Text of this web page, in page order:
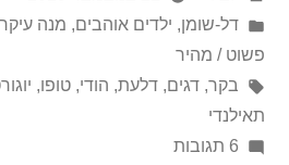
אינדו-
על
ידי
Posted
in
דל-שומן, ילדים אוהבים, מנה
פשוט / מהיר
תגיות:
בקר, דגים, דלעת, הודי, טופו,
תאילנדי
6 תגובות
על